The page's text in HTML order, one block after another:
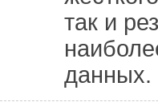
так и
данных.